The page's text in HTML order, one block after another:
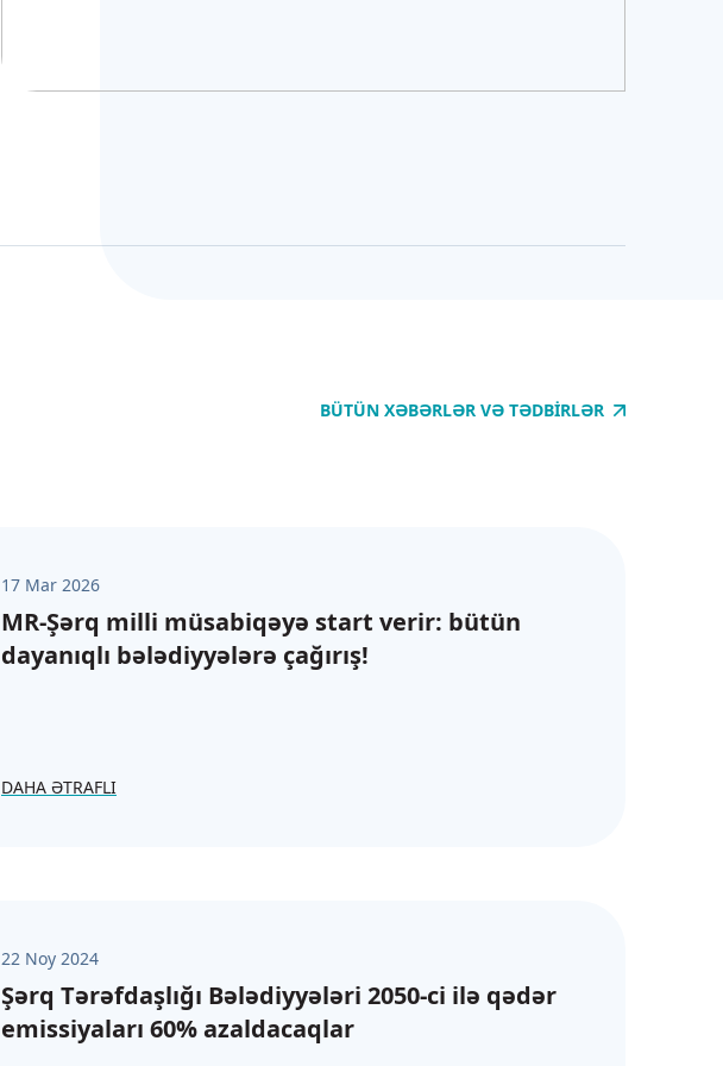
BÜTÜN XƏBƏRLƏR VƏ TƏDBIRLƏR
17 Mar 2026
MR-Şərq milli müsabiqəyə start verir: bütün
dayanıqlı bələdiyyələrə çağırış!
DAHA ƏTRAFLI
22 Noy 2024
Şərq Tərəfdaşlığı Bələdiyyələri 2050-ci ilə qədər
emissiyaları 60% azaldacaqlar